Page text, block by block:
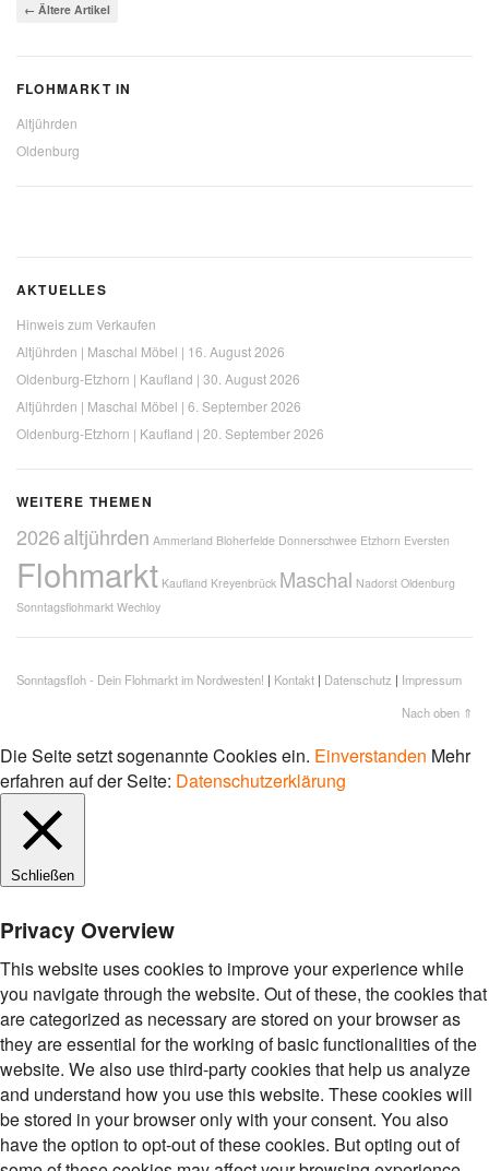
← Ältere Artikel
FLOHMARKT IN
Altjührden
Oldenburg
AKTUELLES
Hinweis zum Verkaufen
Altjührden | Maschal Möbel | 16. August 2026
Oldenburg-Etzhorn | Kaufland | 30. August 2026
Altjührden | Maschal Möbel | 6. September 2026
Oldenburg-Etzhorn | Kaufland | 20. September 2026
WEITERE THEMEN
2026altjührden Ammerland Bloherfelde Donnerschwee Etzhorn Eversten
Flohmarkt Kaufland Kreyenbrück Maschal Nadorst Oldenburg
Sonntagsflohmarkt Wechloy
Sonntagsfloh - Dein Flohmarkt im Nordwesten! | Kontakt | Datenschutz | Impressum
Nach oben ⇑
Die Seite setzt sogenannte Cookies ein. Einverstanden Mehr
erfahren auf der Seite: Datenschutzerklärung
Schließen
Privacy Overview
This website uses cookies to improve your experience while
you navigate through the website. Out of these, the cookies that
are categorized as necessary are stored on your browser as
they are essential for the working of basic functionalities of the
website. We also use third-party cookies that help us analyze
and understand how you use this website. These cookies will
be stored in your browser only with your consent. You also
have the option to opt-out of these cookies. But opting out of